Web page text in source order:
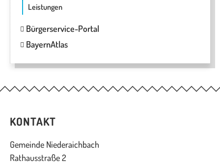
Leistungen
Bürgerservice-Portal
BayernAtlas
KONTAKT
Gemeinde Niederaichbach
Rathausstraße 2